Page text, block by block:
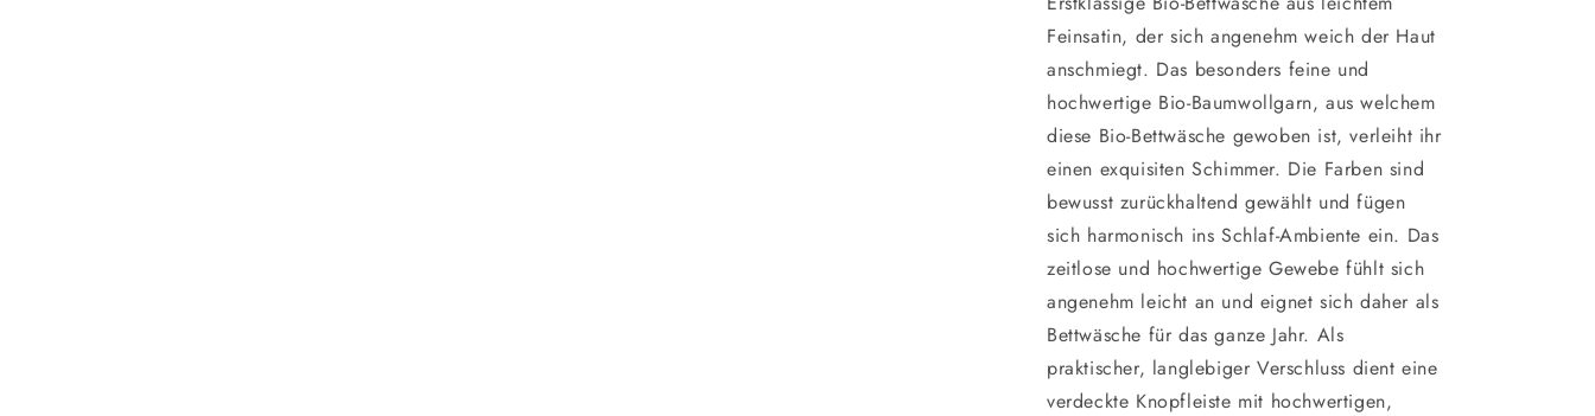
Feinsatin, der sich angenehm weich der Haut
anschmiegt. Das besonders feine und
hochwertige Bio-Baumwollgarn, aus welchem
diese Bio-Bettwäsche gewoben ist, verleiht ihr
einen exquisiten Schimmer. Die Farben sind
bewusst zurückhaltend gewählt und fügen
sich harmonisch ins Schlaf-Ambiente ein. Das
zeitlose und hochwertige Gewebe fühlt sich
angenehm leicht an und eignet sich daher als
Bettwäsche für das ganze Jahr. Als
praktischer, langlebiger Verschluss dient eine
verdeckte Knopfleiste mit hochwertigen,